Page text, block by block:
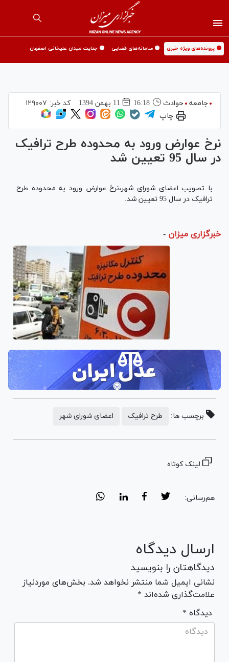
🟡 پرونده‌های ویژه خبری 🟡 سامانه‌های قضایی 🟡 جنایت میدان علیخانی اصفهان
جامعه حوادث 16:18 11 بهمن 1394 کد خبر: ۱۲۹۰۰۷
چاپ
نرخ عوارض ورود به محدوده طرح ترافیک
در سال 95 تعیین شد
با تصویب اعضای شورای شهر،نرخ عوارض ورود به محدوده طرح
ترافیک در سال 95 تعیین شد.
خبرگزاری میزان -
برچسب ها: طرح ترافیک اعضای شورای شهر
لینک کوتاه
هم‌رسانی:
ارسال دیدگاه
دیدگاهتان را بنویسید
نشانی ایمیل شما منتشر نخواهد شد. بخش‌های موردنیاز
علامت‌گذاری شده‌اند *
* دیدگاه